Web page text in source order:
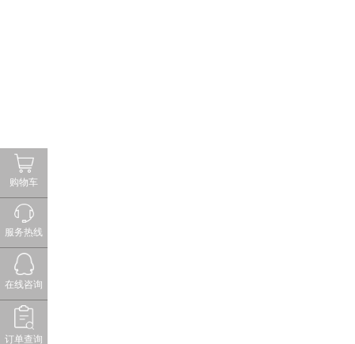
购物车
服务热线
在线咨询
订单查询